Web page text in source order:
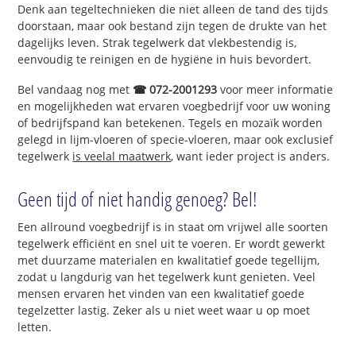
Denk aan tegeltechnieken die niet alleen de tand des tijds
doorstaan, maar ook bestand zijn tegen de drukte van het
dagelijks leven. Strak tegelwerk dat vlekbestendig is,
eenvoudig te reinigen en de hygiëne in huis bevordert.
Bel vandaag nog met ☎ 072-2001293 voor meer informatie
en mogelijkheden wat ervaren voegbedrijf voor uw woning
of bedrijfspand kan betekenen. Tegels en mozaïk worden
gelegd in lijm-vloeren of specie-vloeren, maar ook exclusief
tegelwerk is veelal maatwerk, want ieder project is anders.
Geen tijd of niet handig genoeg? Bel!
Een allround voegbedrijf is in staat om vrijwel alle soorten
tegelwerk efficiënt en snel uit te voeren. Er wordt gewerkt
met duurzame materialen en kwalitatief goede tegellijm,
zodat u langdurig van het tegelwerk kunt genieten. Veel
mensen ervaren het vinden van een kwalitatief goede
tegelzetter lastig. Zeker als u niet weet waar u op moet
letten.